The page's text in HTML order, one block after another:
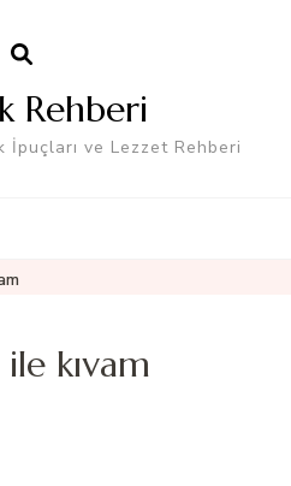
Rehberi
ve Lezzet Rehberi
kıvam